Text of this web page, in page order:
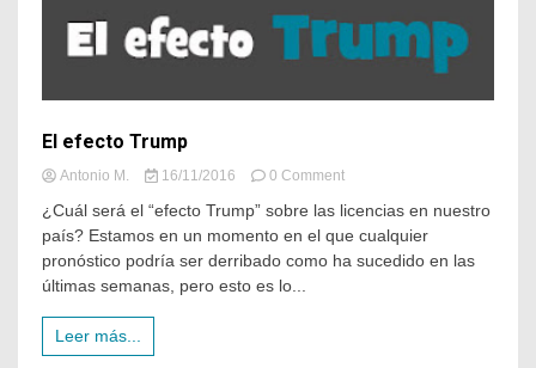
El efecto Trump
Antonio M. 16/11/2016 0 Comment
¿Cuál será el “efecto Trump” sobre las licencias en nuestro
país? Estamos en un momento en el que cualquier
pronóstico podría ser derribado como ha sucedido en las
últimas semanas, pero esto es lo...
Leer más...